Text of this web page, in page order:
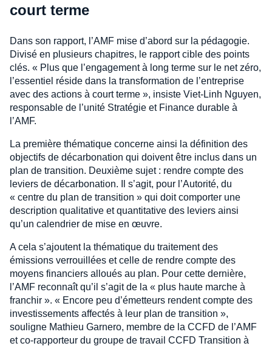
court terme
Dans son rapport, l’AMF mise d’abord sur la pédagogie.
Divisé en plusieurs chapitres, le rapport cible des points
clés. « Plus que l’engagement à long terme sur le net zéro,
l’essentiel réside dans la transformation de l’entreprise
avec des actions à court terme », insiste Viet-Linh Nguyen,
responsable de l’unité Stratégie et Finance durable à
l’AMF.
La première thématique concerne ainsi la définition des
objectifs de décarbonation qui doivent être inclus dans un
plan de transition. Deuxième sujet : rendre compte des
leviers de décarbonation. Il s’agit, pour l’Autorité, du
« centre du plan de transition » qui doit comporter une
description qualitative et quantitative des leviers ainsi
qu’un calendrier de mise en œuvre.
A cela s’ajoutent la thématique du traitement des
émissions verrouillées et celle de rendre compte des
moyens financiers alloués au plan. Pour cette dernière,
l’AMF reconnaît qu’il s’agit de la « plus haute marche à
franchir ». « Encore peu d’émetteurs rendent compte des
investissements affectés à leur plan de transition »,
souligne Mathieu Garnero, membre de la CCFD de l’AMF
et co-rapporteur du groupe de travail CCFD Transition à